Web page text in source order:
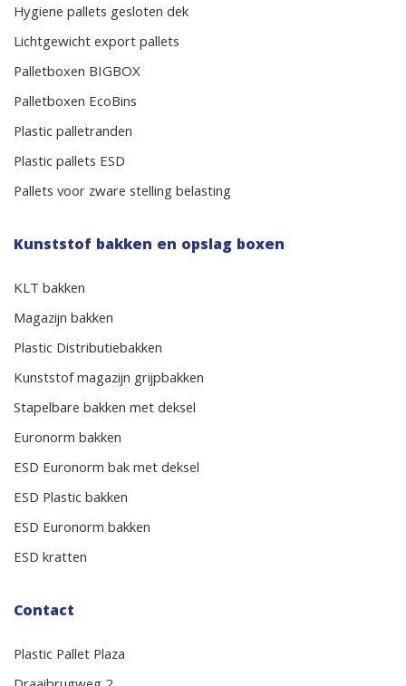
Hygiene pallets gesloten dek
Lichtgewicht export pallets
Palletboxen BIGBOX
Palletboxen EcoBins
Plastic palletranden
Plastic pallets ESD
Pallets voor zware stelling belasting
Kunststof bakken en opslag boxen
KLT bakken
Magazijn bakken
Plastic Distributiebakken
Kunststof magazijn grijpbakken
Stapelbare bakken met deksel
Euronorm bakken
ESD Euronorm bak met deksel
ESD Plastic bakken
ESD Euronorm bakken
ESD kratten
Contact
Plastic Pallet Plaza